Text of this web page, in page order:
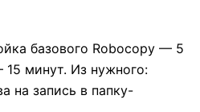
базового Robocopy — 5
минут. Из нужного:
на запись в папку-